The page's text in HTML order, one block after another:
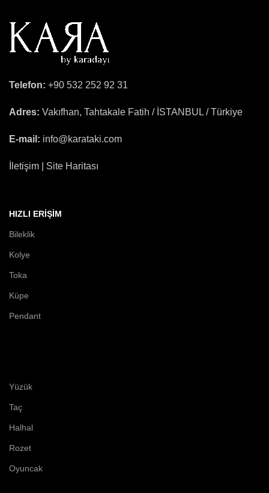
Telefon: +90 532 252 92 31
Adres: Vakıfhan, Tahtakale Fatih / İSTANBUL / Türkiye
E-mail: info@karataki.com
İletişim | Site Haritası
HIZLI ERIŞIM
Bileklik
Kolye
Toka
Küpe
Pendant
Yüzük
Taç
Halhal
Rozet
Oyuncak